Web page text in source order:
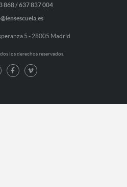
868 / 637 837 004
5 - 28005 Madrid
los derechos reservados.